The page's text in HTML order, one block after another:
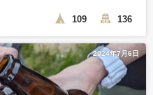
109 136
2024年7月6日